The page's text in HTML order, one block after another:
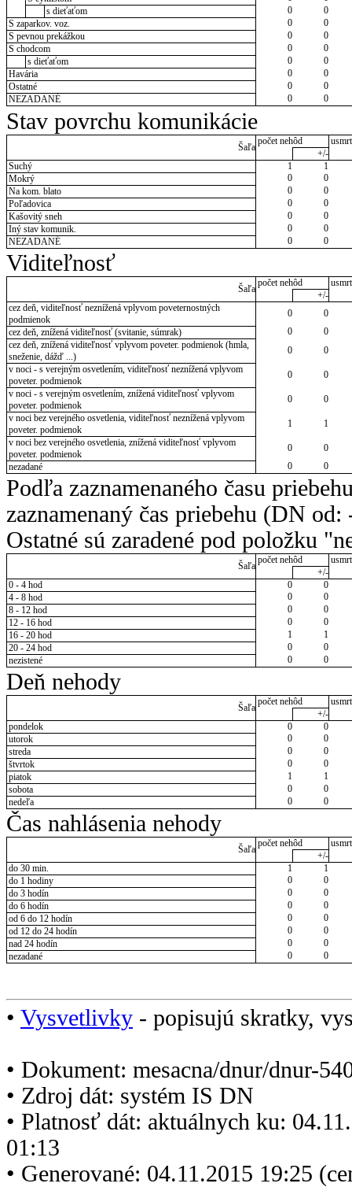
s dieťaťom
0
0
S zaparkov. voz.
0
0
S pevnou prekážkou
0
0
S chodcom
0
0
s dieťaťom
0
0
Havária
0
0
Ostatné
0
0
NEZADANÉ
0 0
Stav povrchu komunikácie
Šaľa
počet nehôd
+/-
Suchý
1
1
Mokrý
0
0
Na kom. blato
0
0
Poľadovica
0
0
Kašovitý sneh
0
0
Iný stav komunik.
0
0
NEZADANÉ
0 0
Viditeľnosť
Šaľa
počet nehôd
+/-
cez deň, viditeľnosť neznížená vplyvom poveternostných
podmienok
0
0
cez deň, znížená viditeľnosť (svitanie, súmrak)
0
0
cez deň, znížená viditeľnosť vplyvom poveter. podmienok (hmla,
sneženie, dážď ...)
0
0
v noci - s verejným osvetlením, viditeľnosť neznížená vplyvom
poveter. podmienok
0
0
v noci - s verejným osvetlením, znížená viditeľnosť vplyvom
poveter. podmienok
0
0
v noci bez verejného osvetlenia, viditeľnosť neznížená vplyvom
poveter. podmienok
1
1
v noci bez verejného osvetlenia, znížená viditeľnosť vplyvom
poveter. podmienok
0
0
nezadané
0 0
Podľa zaznamenaného času
zaznamenaný čas priebehu (DN
Ostatné sú zaradené pod položku
Šaľa
počet nehôd
+/-
0 - 4 hod
0
0
4 - 8 hod
0
0
8 - 12 hod
0
0
12 - 16 hod
0
0
16 - 20 hod
1
1
20 - 24 hod
0
0
nezistené
0 0
Deň nehody
Šaľa
počet nehôd
+/-
pondelok
0
0
utorok
0
0
streda
0
0
štvrtok
0
0
piatok
1
1
sobota
0
0
nedeľa
0 0
Čas nahlásenia nehody
Šaľa
počet nehôd
+/-
do 30 min.
1
1
do 1 hodiny
0
0
do 3 hodín
0
0
do 6 hodín
0
0
od 6 do 12 hodín
0
0
od 12 do 24 hodín
0
0
nad 24 hodín
0
0
nezadané
0 0
• Vysvetlivky - popisujú skratky,
• Dokument: mesacna/dnur/dnur-
• Zdroj dát: systém IS DN
• Platnosť dát: aktuálnych ku:
01:13
• Generované: 04.11.2015 19:25